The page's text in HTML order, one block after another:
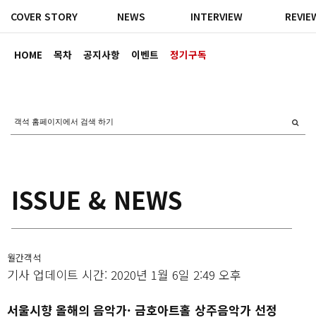
HOME 목차 공지사항 이벤트 정기구독
COVER STORY NEWS INTERVIEW
ISSUE & NEWS
월간객석
기사 업데이트 시간: 2020년 1월 6일 2:49 오후
서울시향 올해의 음악가· 금호아트홀 상주음악가 선정